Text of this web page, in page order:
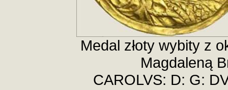
Medal złoty wybity z
Magdaleną
CAROLVS: D: G: